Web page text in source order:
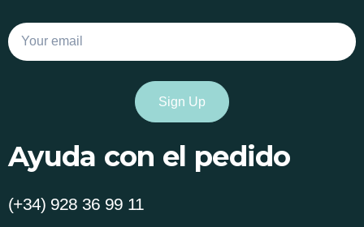
Email
Sign Up
Ayuda con el pedido
(+34) 928 36 99 11